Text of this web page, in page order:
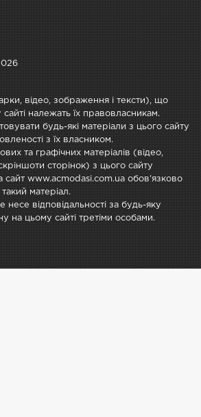
відео, зображення і тексти), що
належать їх правовласникам.
будь-які матеріали з цього сайту
з їх власником.
та графічних матеріалів (відео,
сторінок) з цього сайту
сайт www.acmodasi.com.ua обов'язково
матеріал.
несе відповідальності за будь-яку
на цьому сайті третіми особами.